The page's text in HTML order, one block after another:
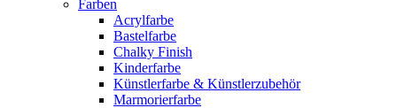
Farben
Acrylfarbe
Bastelfarbe
Chalky Finish
Kinderfarbe
Künstlerfarbe & Künstlerzubehör
Marmorierfarbe